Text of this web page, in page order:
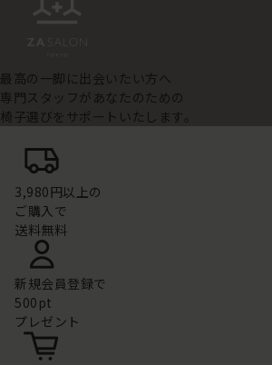
最高の一脚に出会いたい方へ
専門スタッフがあなたのための
椅子選びをサポートいたします。
3,980円以上の
ご購入で
送料無料
新規会員登録で
500pt
プレゼント